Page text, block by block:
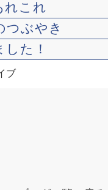
れこれ
つぶやき
た！